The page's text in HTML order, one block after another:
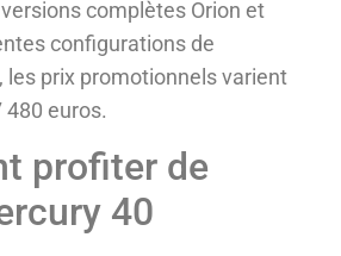
complètes Orion et
configurations de
prix promotionnels varient
480 euros.
profiter de
40